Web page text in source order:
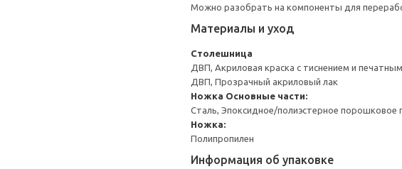
Можно разобрать на компоненты для
Материалы и уход
Столешница
ДВП, Акриловая краска с тиснением и
ДВП, Прозрачный акриловый лак
Ножка Основные части:
Сталь, Эпоксидное/полиэстерное порошковое
Ножка:
Полипропилен
Информация об упаковке